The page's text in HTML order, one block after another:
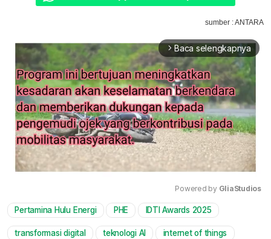
sumber : ANTARA
arrow_forward_ios Baca selengkapnya
Powered by GliaStudios
Pertamina Hulu Energi PHE IDTI Awards 2025
transformasi digital teknologi AI internet of things